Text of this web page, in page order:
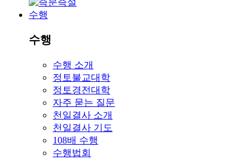
수행
수행
수행 소개
정토불교대학
정토경전대학
자주 묻는 질문
천일결사 소개
천일결사 기도
108배 수행
수행법회